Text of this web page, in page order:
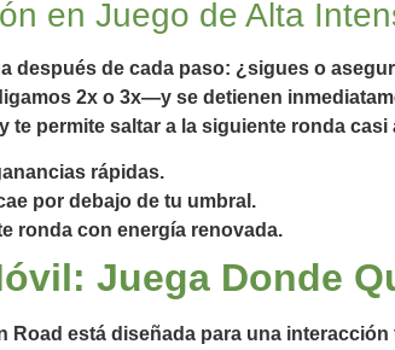
en Juego de Alta
después de cada paso: ¿sigues o
2x o 3x—y se detienen
te permite saltar a la siguiente ronda casi
rápidas.
por debajo de tu umbral.
ronda con energía renovada.
Juega Donde
Road está diseñada para una